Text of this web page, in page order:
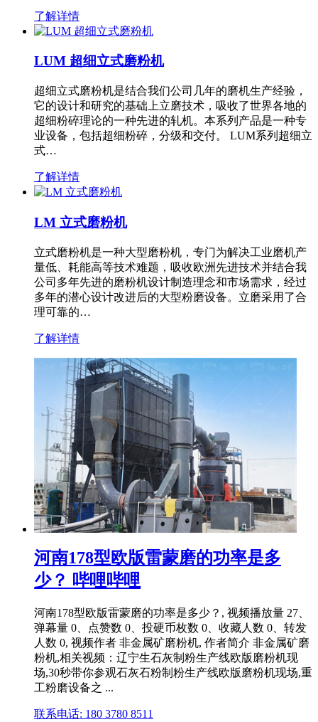
了解详情
LUM 超细立式磨粉机
超细立式磨粉机是结合我们公司几年的磨机生产经验，
它的设计和研究的基础上立磨技术，吸收了世界各地的
超细粉碎理论的一种先进的轧机。本系列产品是一种专
业设备，包括超细粉碎，分级和交付。 LUM系列超细立
式…
了解详情
LM 立式磨粉机
立式磨粉机是一种大型磨粉机，专门为解决工业磨机产
量低、耗能高等技术难题，吸收欧洲先进技术并结合我
公司多年先进的磨粉机设计制造理念和市场需求，经过
多年的潜心设计改进后的大型粉磨设备。立磨采用了合
理可靠的…
了解详情
河南178型欧版雷蒙磨的功率是多
少？ 哔哩哔哩
河南178型欧版雷蒙磨的功率是多少？, 视频播放量 27、
弹幕量 0、点赞数 0、投硬币枚数 0、收藏人数 0、转发
人数 0, 视频作者 非金属矿磨粉机, 作者简介 非金属矿磨
粉机,相关视频：辽宁生石灰制粉生产线欧版磨粉机现
场,30秒带你参观石灰石粉制粉生产线欧版磨粉机现场,重
工粉磨设备之 ...
联系电话: 180 3780 8511